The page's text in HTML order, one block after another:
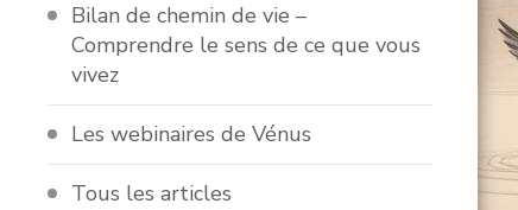
Bilan de chemin de vie –
Comprendre le sens de ce que vous
vivez
Les webinaires de Vénus
Tous les articles